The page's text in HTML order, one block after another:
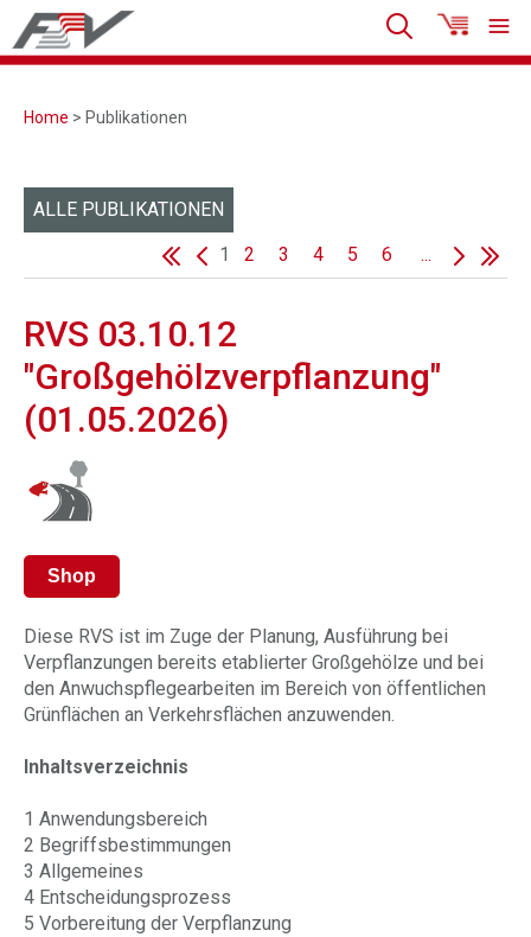
Home > Publikationen
ALLE PUBLIKATIONEN
1
2 3 4 5 6 ...
RVS 03.10.12
"Großgehölzverpflanzung"
(01.05.2026)
Shop
Diese RVS ist im Zuge der Planung, Ausführung bei
Verpflanzungen bereits etablierter Großgehölze und bei
den Anwuchspflegearbeiten im Bereich von öffentlichen
Grünflächen an Verkehrsflächen anzuwenden.
Inhaltsverzeichnis
1 Anwendungsbereich
2 Begriffsbestimmungen
3 Allgemeines
4 Entscheidungsprozess
5 Vorbereitung der Verpflanzung